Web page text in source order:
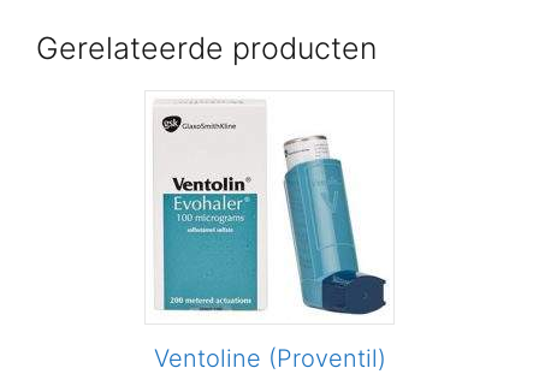
Gerelateerde producten
Ventoline (Proventil)